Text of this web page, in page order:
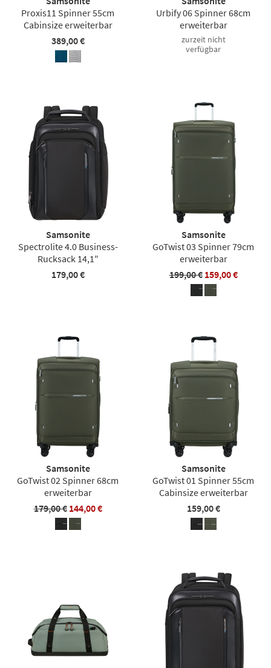
Proxis11 Spinner 55cm
Cabinsize erweiterbar
389,00 €
Urbify 06 Spinner 68cm
erweiterbar
zurzeit nicht
verfügbar
Samsonite
Spectrolite 4.0 Business-
Rucksack 14,1″
179,00 €
Samsonite
GoTwist 03 Spinner 79cm
erweiterbar
199,00 € 159,00 €
Samsonite
GoTwist 02 Spinner 68cm
erweiterbar
179,00 € 144,00 €
Samsonite
GoTwist 01 Spinner 55cm
Cabinsize erweiterbar
159,00 €